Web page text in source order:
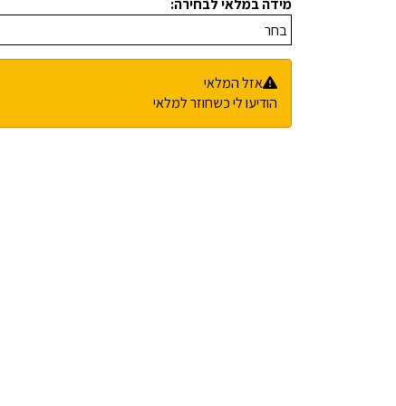
מידה במלאי לבחירה:
אזל המלאי
הודיעו לי כשחוזר למלאי